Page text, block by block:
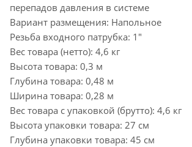
перепадов давления в системе
Вариант размещения: Напольное
Резьба входного патрубка: 1"
Вес товара (нетто): 4,6 кг
Высота товара: 0,3 м
Глубина товара: 0,48 м
Ширина товара: 0,28 м
Вес товара с упаковкой (брутто): 4,6 кг
Высота упаковки товара: 27 см
Глубина упаковки товара: 45 см